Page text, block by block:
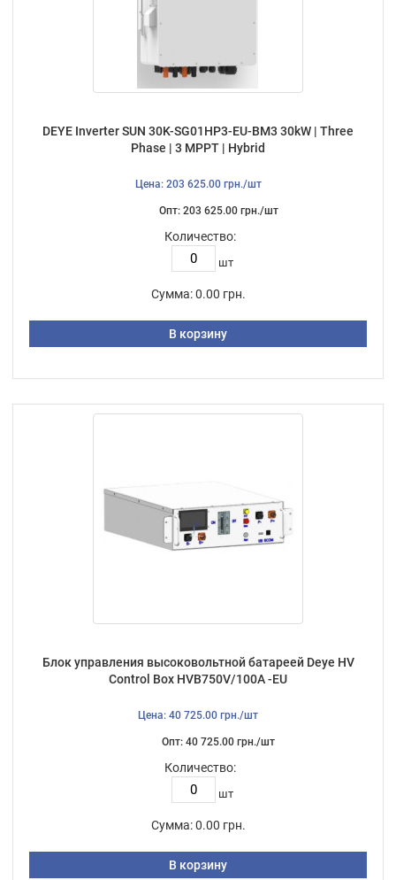
DEYE Inverter SUN 30K-SG01HP3-EU-BM3 30kW | Three
Phase | 3 MPPT | Hybrid
Цена: 203 625.00 грн./шт
Опт: 203 625.00 грн./шт
Количество:
шт
Сумма: 0.00 грн.
В корзину
Блок управления высоковольтной батареей Deye HV
Control Box HVB750V/100A -EU
Цена: 40 725.00 грн./шт
Опт: 40 725.00 грн./шт
Количество:
шт
Сумма: 0.00 грн.
В корзину